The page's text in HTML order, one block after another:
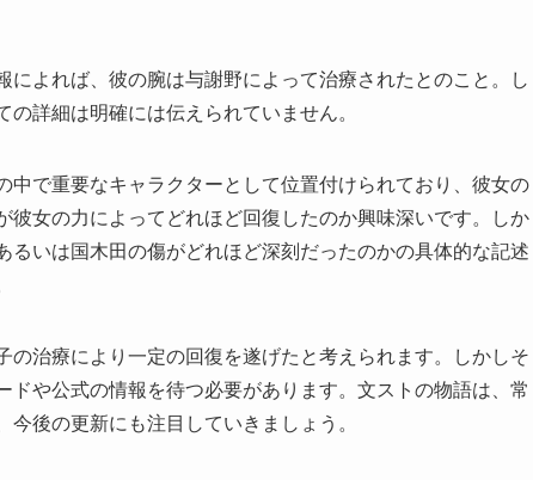
によれば、彼の腕は与謝野によって治療されたとのこと。し
詳細は明確には伝えられていません。
で重要なキャラクターとして位置付けられており、彼女の
女の力によってどれほど回復したのか興味深いです。しか
るいは国木田の傷がどれほど深刻だったのかの具体的な記述
の治療により一定の回復を遂げたと考えられます。しかしそ
や公式の情報を待つ必要があります。文ストの物語は、常
後の更新にも注目していきましょう。